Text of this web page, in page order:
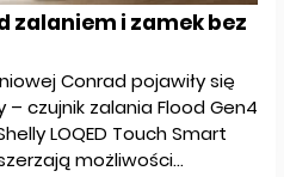
zalaniem i zamek bez
Conrad pojawiły się
czujnik zalania Flood Gen4
LOQED Touch Smart
możliwości...